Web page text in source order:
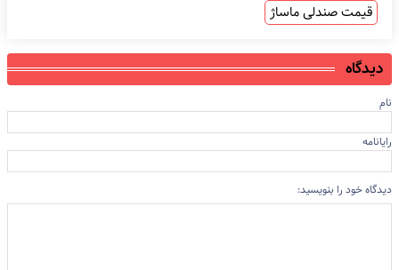
قیمت صندلی ماساژ
دیدگاه
نام
رایانامه
دیدگاه خود را بنویسید: